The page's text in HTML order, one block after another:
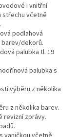
i vnitřní
střechu včetně
podlahová
dekorů.
palubka tl. 19
palubka s
výběru z několika
z několika barev.
revizní zprávy.